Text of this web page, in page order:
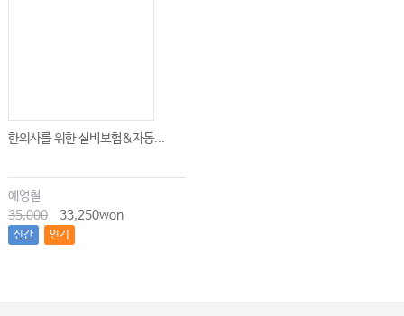
한의사를 위한 실비보험&자동...
예영철
35,000
33,250won
신간 인기